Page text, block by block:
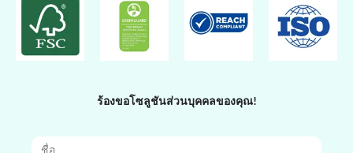
ร้องขอโซลูชันส่วนบุคคลของคุณ!